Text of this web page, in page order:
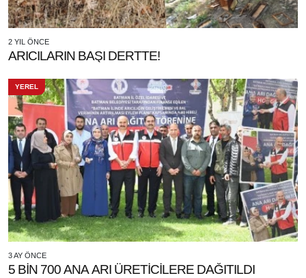
2 YIL ÖNCE
ARICILARIN BAŞI DERTTE!
YEREL
3 AY ÖNCE
5 BİN 700 ANA ARI ÜRETİCİLERE DAĞITILDI